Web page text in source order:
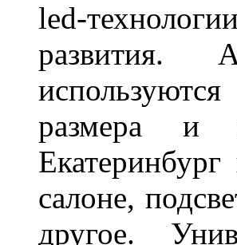
led-
развития.
размера и
салоне,
другое.